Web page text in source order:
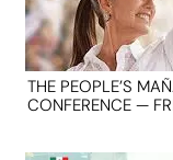
THE PEOPLE’S
CONFERENCE —